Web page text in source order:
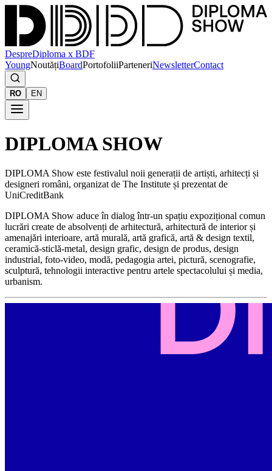
DespreDiploma x BDF
YoungNoutățiBoardPortofoliiParteneriNewsletterContact
RO EN
DIPLOMA SHOW
DIPLOMA Show este festivalul noii generații de artiști, arhitecți și
designeri români, organizat de The Institute și prezentat de
UniCreditBank
DIPLOMA Show aduce în dialog într-un spațiu expozițional comun
lucrări create de absolvenți de arhitectură, arhitectură de interior și
amenajări interioare, artă murală, artă grafică, artă & design textil,
ceramică-sticlă-metal, design grafic, design de produs, design
industrial, foto-video, modă, pedagogia artei, pictură, scenografie,
sculptură, tehnologii interactive pentru artele spectacolului și media,
urbanism.